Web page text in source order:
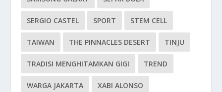
SERGIO CASTEL SPORT STEM CELL
TAIWAN THE PINNACLES DESERT TINJU
TRADISI MENGHITAMKAN GIGI TREND
WARGA JAKARTA XABI ALONSO